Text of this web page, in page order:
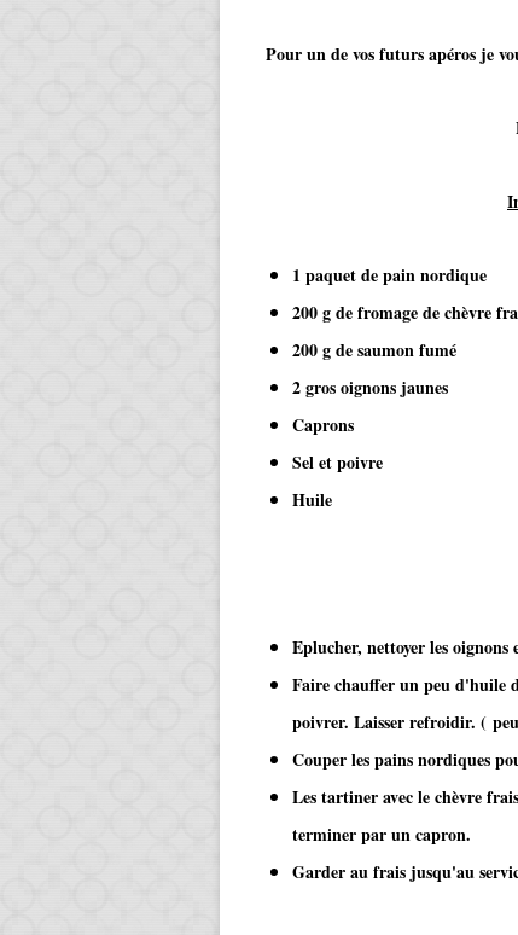
Pour un de vos futurs apéros je
Et très rapide
1 paquet de pain nordique
200 g de fromage de chèvre
200 g de saumon fumé
2 gros oignons jaunes
Caprons
Sel et poivre
Huile
Eplucher, nettoyer les oignons
Faire chauffer un peu d'huile
poivrer. Laisser refroidir. (
Couper les pains nordiques
Les tartiner avec le chèvre
terminer par un capron.
Garder au frais jusqu'au